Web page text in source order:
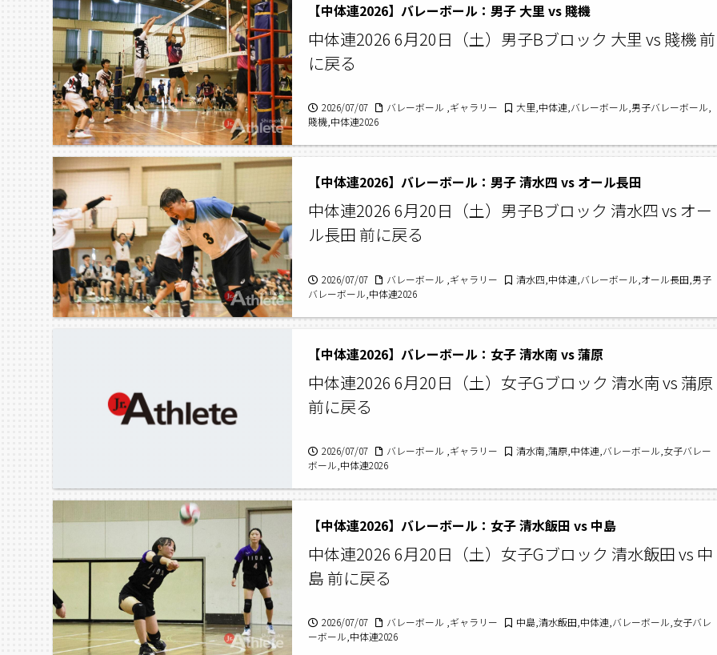
【中体連2026】バレーボール：男子 大里 vs 賤機
中体連2026 6月20日（土）男子Bブロック 大里 vs 賤機 前
に戻る
2026/07/07 バレーボール ,ギャラリー
大里,中体連,バレーボール,男子バレーボール,
賤機,中体連2026
【中体連2026】バレーボール：男子 清水四 vs オール長田
中体連2026 6月20日（土）男子Bブロック 清水四 vs オー
ル長田 前に戻る
2026/07/07 バレーボール ,ギャラリー
清水四,中体連,バレーボール,オール長田,男子
バレーボール,中体連2026
【中体連2026】バレーボール：女子 清水南 vs 蒲原
中体連2026 6月20日（土）女子Gブロック 清水南 vs 蒲原
前に戻る
2026/07/07 バレーボール ,ギャラリー
清水南,蒲原,中体連,バレーボール,女子バレー
ボール,中体連2026
【中体連2026】バレーボール：女子 清水飯田 vs 中島
中体連2026 6月20日（土）女子Gブロック 清水飯田 vs 中
島 前に戻る
2026/07/07 バレーボール ,ギャラリー
中島,清水飯田,中体連,バレーボール,女子バレ
ーボール,中体連2026